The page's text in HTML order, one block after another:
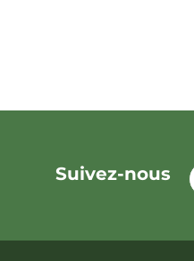
Suivez-nous